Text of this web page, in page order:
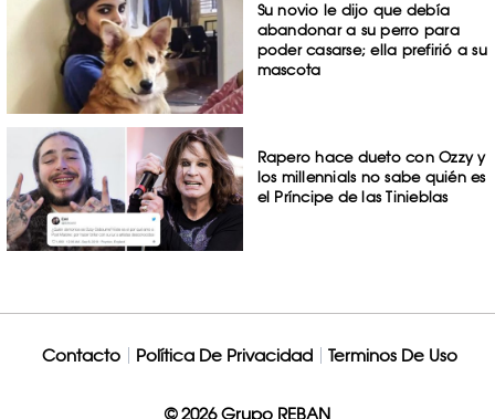
Su novio le dijo que debía
abandonar a su perro para
poder casarse; ella prefirió a su
mascota
Rapero hace dueto con Ozzy y
los millennials no sabe quién es
el Príncipe de las Tinieblas
Contacto Política De Privacidad Terminos De Uso
© 2026 Grupo REBAN